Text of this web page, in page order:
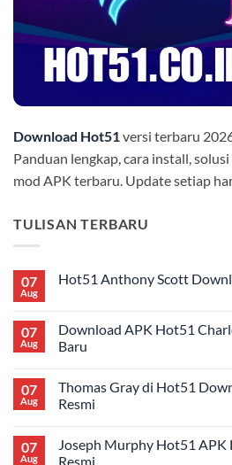
Download Hot51versi terbaru
Panduan lengkap, cara install,
mod APK terbaru. Update setiap
TULISAN TERBARU
07
Aug
Hot51 Anthony Scott
Hot51
Anthony
Scott
Live
Streaming
07
Aug
Download APK Hot51
Baru
on
Download
APK
Adams
Terbaru
07
Aug
Thomas Gray di Hot51
Resmi
on
Thomas
07
Aug
Joseph Murphy Hot51 APK
Resmi